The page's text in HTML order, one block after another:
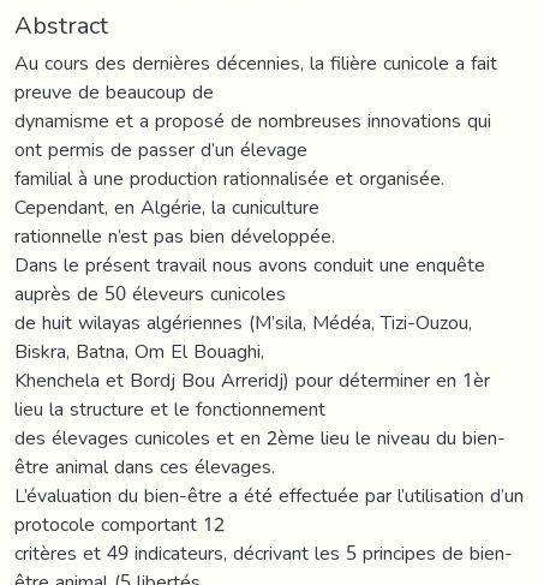
Abstract
Au cours des dernières décennies, la filière cunicole a fait
preuve de beaucoup de
dynamisme et a proposé de nombreuses innovations qui
ont permis de passer d’un élevage
familial à une production rationnalisée et organisée.
Cependant, en Algérie, la cuniculture
rationnelle n’est pas bien développée.
Dans le présent travail nous avons conduit une enquête
auprès de 50 éleveurs cunicoles
de huit wilayas algériennes (M’sila, Médéa, Tizi-Ouzou,
Biskra, Batna, Om El Bouaghi,
Khenchela et Bordj Bou Arreridj) pour déterminer en 1èr
lieu la structure et le fonctionnement
des élevages cunicoles et en 2ème lieu le niveau du bien-
être animal dans ces élevages.
L’évaluation du bien-être a été effectuée par l’utilisation d’un
protocole comportant 12
critères et 49 indicateurs, décrivant les 5 principes de bien-